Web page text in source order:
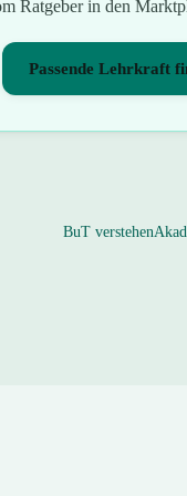
Ratgeber in den
Passende Lehrkraft
BuT verstehen